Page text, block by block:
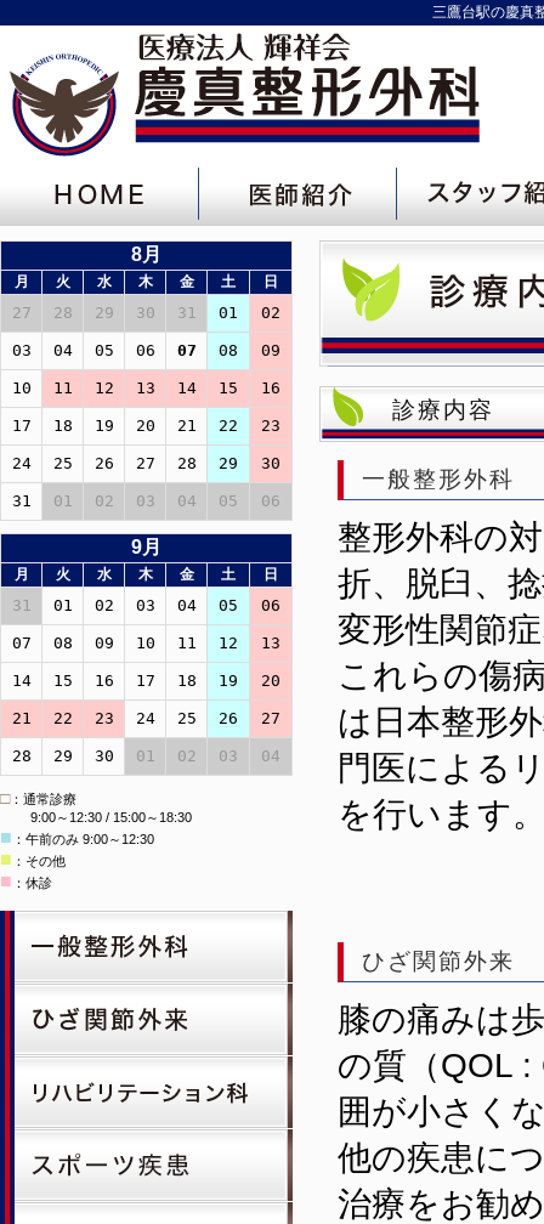
三鷹台駅の慶真
8月
月 火 水 木 金 土 日
27 28 29 30 31 01 02
03 04 05 06 07 08 09
10 11 12 13 14 15 16
17 18 19 20 21 22 23
24 25 26 27 28 29 30
31 01 02 03 04 05 06
9月
月 火 水 木 金 土 日
31 01 02 03 04 05 06
07 08 09 10 11 12 13
14 15 16 17 18 19 20
21 22 23 24 25 26 27
28 29 30 01 02 03 04
□：通常診療
9:00～12:30 / 15:00～18:30
■ ：午前のみ 9:00～12:30
■ ：その他
■ ：休診
診療内容
一般整形外科
整形外科の
折、脱臼、
変形性関節
これらの傷
は日本整形
門医による
を行います
ひざ関節外来
膝の痛みは
の質（QOL
囲が小さく
他の疾患に
治療をお勧